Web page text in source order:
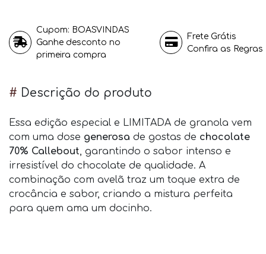
Cupom: BOASVINDAS
Ganhe desconto no
primeira compra
Frete Grátis
Confira as Regras
# Descrição do produto
Essa edição especial e LIMITADA de granola vem
com uma dose generosa de gostas de chocolate
70% Callebout, garantindo o sabor intenso e
irresistível do chocolate de qualidade. A
combinação com avelã traz um toque extra de
crocância e sabor, criando a mistura perfeita
para quem ama um docinho.